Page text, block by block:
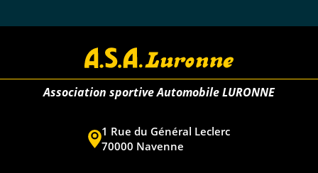
Association sportive Automobile LURONNE
1 Rue du Général Leclerc
70000 Navenne